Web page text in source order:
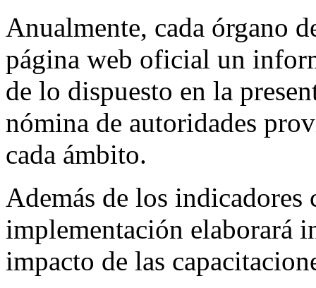
Anualmente, cada órgano
página web oficial un
de lo dispuesto en la
nómina de autoridades
cada ámbito.
Además de los indicadores
implementación elaborará
impacto de las